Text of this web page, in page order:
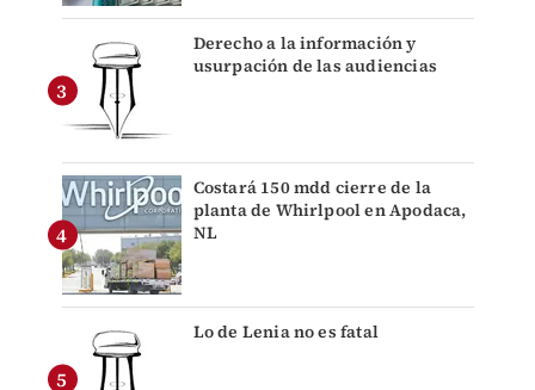
Derecho a la información y
usurpación de las audiencias
Costará 150 mdd cierre de la
planta de Whirlpool en Apodaca,
NL
Lo de Lenia no es fatal